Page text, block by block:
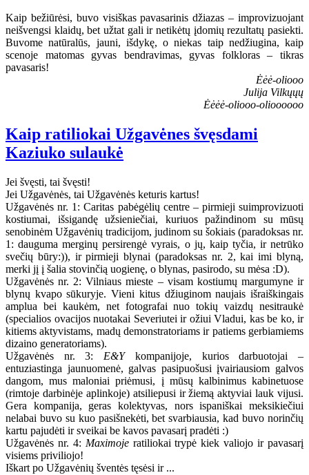
Kaip bežiūrėsi, buvo visiškas pavasarinis džiazas – improvizuojant
neišvengsi klaidų, bet užtat gali ir netikėtų įdomių rezultatų pasiekti.
Buvome natūralūs, jauni, išdykę, o niekas taip nedžiugina, kaip
scenoje matomas gyvas bendravimas, gyvas folkloras – tikras
pavasaris!
Ėėė-oliooo
Julija Vilkųųų
Ėėėė-oliooo-olioooooo
Kaip ratiliokai Užgavėnes švęsdami
Kaziuko sulaukė
Jei švęsti, tai švęsti!
Jei Užgavėnės, tai Užgavėnės keturis kartus!
Užgavėnės nr. 1: Caritas pabėgėlių centre – pirmieji suimprovizuoti
kostiumai, išsigandę užsieniečiai, kuriuos pažindinom su mūsų
senobinėm Užgavėnių tradicijom, judinom su šokiais (paradoksas nr.
1: dauguma merginų persirengė vyrais, o jų, kaip tyčia, ir netrūko
svečių būry:)), ir pirmieji blynai (paradoksas nr. 2, kai imi blyną,
merki jį į šalia stovinčią uogienę, o blynas, pasirodo, su mėsa :D).
Užgavėnės nr. 2: Vilniaus mieste – visam kostiumų margumyne ir
blynų kvapo sūkuryje. Vieni kitus džiuginom naujais išraiškingais
amplua bei kaukėm, net fotografai nuo tokių vaizdų nesitraukė
(specialios ovacijos nuotakai Severiutei ir ožiui Vladui, kas be ko, ir
kitiems aktyvistams, madų demonstratoriams ir patiems gerbiamiems
dizaino generatoriams).
Užgavėnės nr. 3: E&Ykompanijoje, kurios darbuotojai –
entuziastinga jaunuomenė, galvas pasipuošusi įvairiausiom galvos
dangom, mus maloniai priėmusi, į mūsų kalbinimus kabinetuose
(rimtoje darbinėje aplinkoje) atsiliepusi ir žiemą aktyviai lauk vijusi.
Gera kompanija, geras kolektyvas, nors ispaniškai meksikiečiui
nelabai buvo su kuo pasišnekėti, bet svarbiausia, kad buvo norinčių
kartu pajudėti ir sveikai be kavos pavasarį pradėti :)
Užgavėnės nr. 4: Maximojeratiliokai trypė kiek valiojo ir pavasarį
visiems priviliojo!
Iškart po Užgavėnių šventės tęsėsi ir ...